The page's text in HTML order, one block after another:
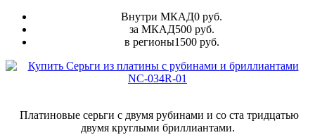
Внутри МКАД0 руб.
за МКАД500 руб.
в регионы1500 руб.
Платиновые серьги с двумя рубинами и со ста тридцатью
двумя круглыми бриллиантами.